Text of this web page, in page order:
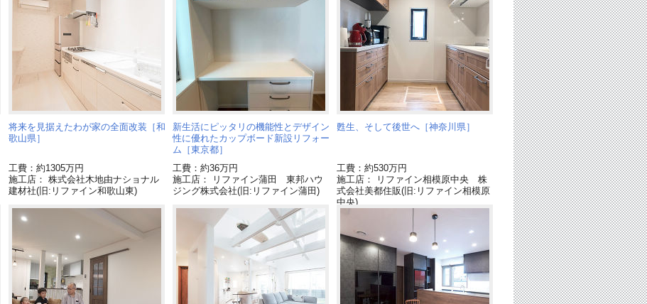
将来を見据えたわが家の全面改装［和
歌山県］
工費：約1305万円
施工店： 株式会社木地由ナショナル
建材社(旧:リファイン和歌山東)
新生活にピッタリの機能性とデザイン
性に優れたカップボード新設リフォー
ム［東京都］
工費：約36万円
施工店： リファイン蒲田 東邦ハウ
ジング株式会社(旧:リファイン蒲田)
甦生、そして後世へ［神奈川県］
工費：約530万円
施工店： リファイン相模原中央 株
式会社美都住販(旧:リファイン相模原
中央)